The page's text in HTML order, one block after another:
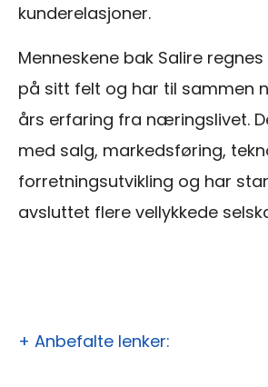
kunderelasjoner.
Menneskene bak Salire
på sitt felt og har til sammen
års erfaring fra næringslivet.
med salg, markedsføring,
forretningsutvikling og har
avsluttet flere vellykkede
+ Anbefalte lenker: